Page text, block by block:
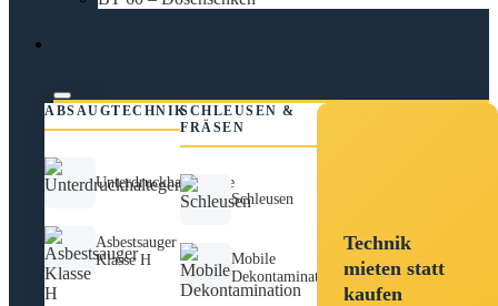
ABSAUGTECHNIK
Unterdruckhaltegeräte
Asbestsauger
Klasse H
SCHLEUSEN &
FRÄSEN
Schleusen
Mobile
Dekontamination
Technik
mieten statt
kaufen